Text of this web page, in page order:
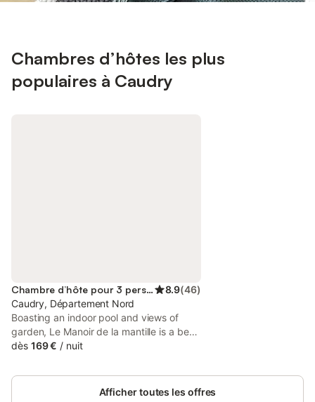
Chambres d’hôtes les plus
populaires à Caudry
Chambre d’hôte pour 3 personnes 8.9(46)
Caudry, Département Nord
Boasting an indoor pool and views of
garden, Le Manoir de la mantille is a bed
and breakfast set in a historic building in
This bed and breakfast has a private
dès 169 € / nuit
Afficher toutes les offres